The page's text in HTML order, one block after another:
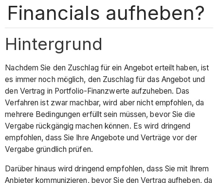
Financials aufheben?
Hintergrund
Nachdem Sie den Zuschlag für ein Angebot erteilt haben, ist
es immer noch möglich, den Zuschlag für das Angebot und
den Vertrag in Portfolio-Finanzwerte aufzuheben. Das
Verfahren ist zwar machbar, wird aber nicht empfohlen, da
mehrere Bedingungen erfüllt sein müssen, bevor Sie die
Vergabe rückgängig machen können. Es wird dringend
empfohlen, dass Sie Ihre Angebote und Verträge vor der
Vergabe gründlich prüfen.
Darüber hinaus wird dringend empfohlen, dass Sie mit Ihrem
Anbieter kommunizieren, bevor Sie den Vertrag aufheben, da